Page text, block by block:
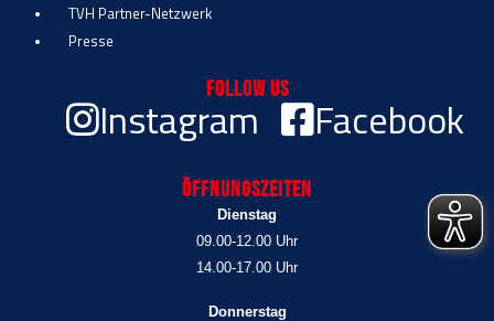
TVH Partner-Netzwerk
Presse
Follow Us
Instagram Facebook
Öffnungszeiten
Dienstag
09.00-12.00 Uhr
14.00-17.00 Uhr
Donnerstag